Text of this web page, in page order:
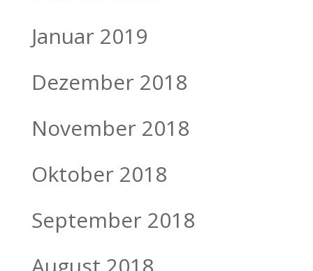
Januar 2019
Dezember 2018
November 2018
Oktober 2018
September 2018